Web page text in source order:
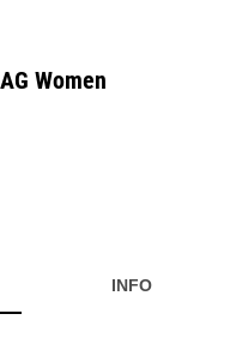
Women
INFO